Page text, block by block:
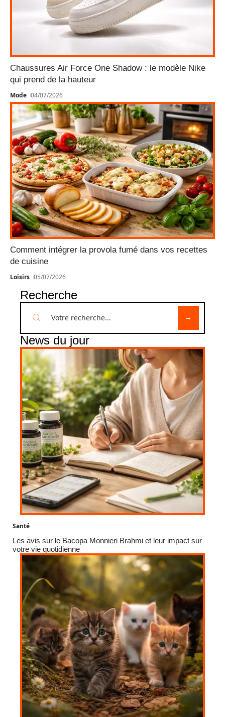
Chaussures Air Force One Shadow : le modèle Nike
qui prend de la hauteur
Mode 04/07/2026
Comment intégrer la provola fumé dans vos recettes
de cuisine
Loisirs 05/07/2026
Recherche
News du jour
Santé
Les avis sur le Bacopa Monnieri Brahmi et leur impact sur
votre vie quotidienne